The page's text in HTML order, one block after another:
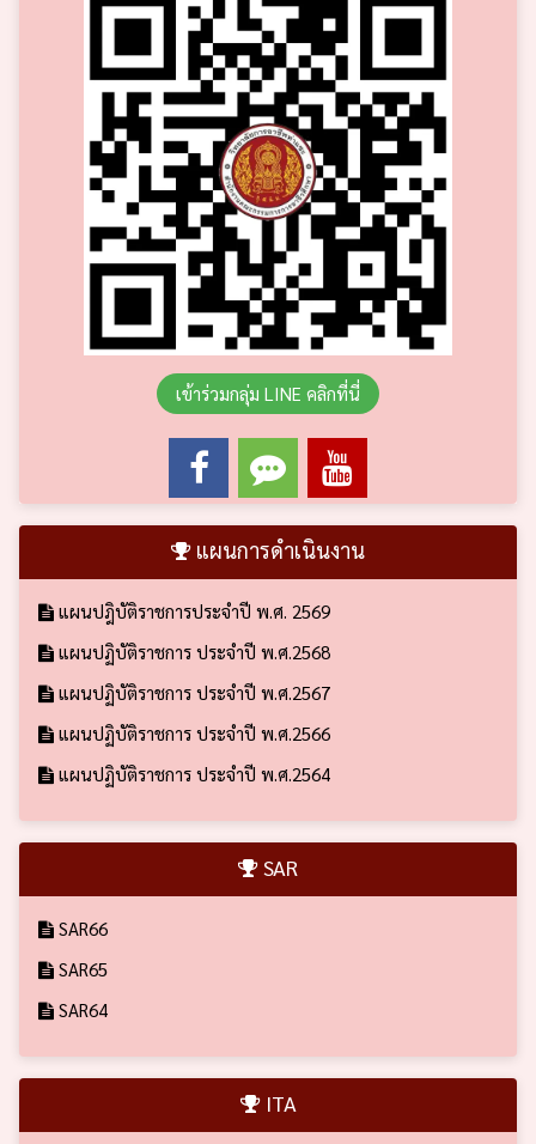
เข้าร่วมกลุ่ม LINE คลิกที่นี่
แผนการดำเนินงาน
แผนปฎิบัติราชการประจำปี พ.ศ. 2569
แผนปฏิบัติราชการ ประจำปี พ.ศ.2568
แผนปฏิบัติราชการ ประจำปี พ.ศ.2567
แผนปฏิบัติราชการ ประจำปี พ.ศ.2566
แผนปฏิบัติราชการ ประจำปี พ.ศ.2564
SAR
SAR66
SAR65
SAR64
ITA